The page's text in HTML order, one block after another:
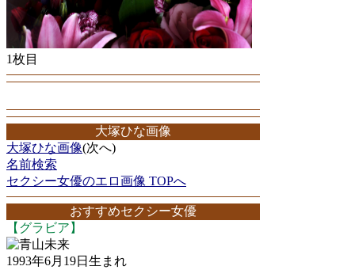
1枚目
大塚ひな画像
大塚ひな画像(次へ)
名前検索
セクシー女優のエロ画像 TOPへ
おすすめセクシー女優
【グラビア】
青山未来
1993年6月19日生まれ